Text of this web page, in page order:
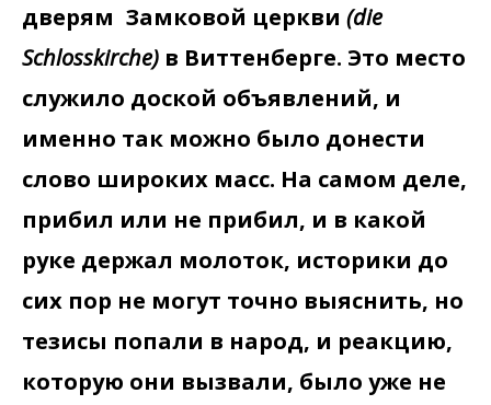
дверям Замковой церкви (die
Schlosskirche) в Виттенберге. Это место
служило доской объявлений, и
именно так можно было донести
слово широких масс. На самом деле,
прибил или не прибил, и в какой
руке держал молоток, историки до
сих пор не могут точно выяснить, но
тезисы попали в народ, и реакцию,
которую они вызвали, было уже не